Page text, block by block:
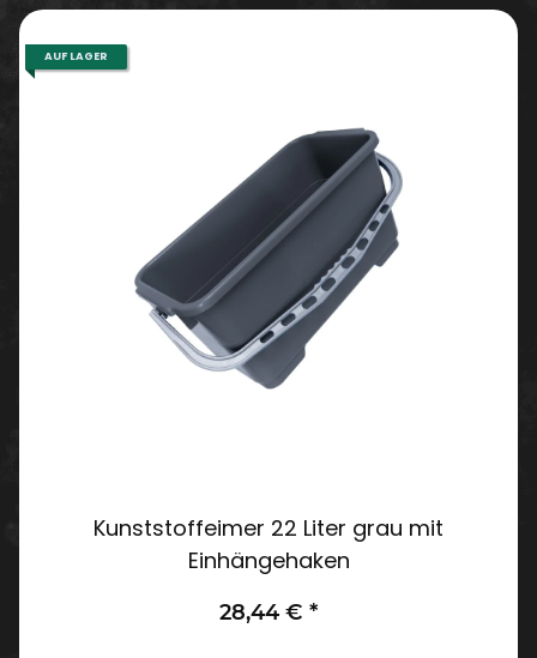
AUF LAGER
Kunststoffeimer 22 Liter grau mit
Einhängehaken
28,44 € *